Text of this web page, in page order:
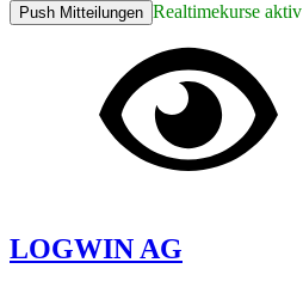
Push Mitteilungen Realtimekurse aktiv
LOGWIN AG